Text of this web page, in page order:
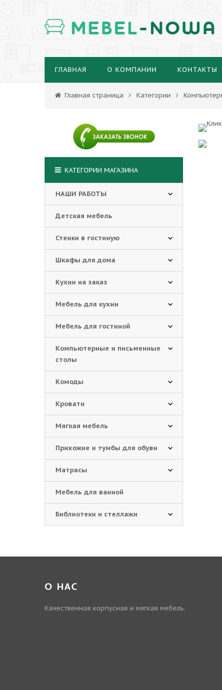
MEBEL-NOWA
ГЛАВНАЯ О КОМПАНИИ КОНТАКТЫ
Главная страница Категории
КАТЕГОРИИ МАГАЗИНА
НАШИ РАБОТЫ
Детская мебель
Стенки в гостиную
Шкафы для дома
Кухни на заказ
Мебель для кухни
Мебель для гостиной
Компьютерные и письменные
столы
Комоды
Кровати
Мягкая мебель
Прихожие и тумбы для обуви
Матрасы
Мебель для ванной
Библиотеки и стеллажи
О НАС
Качественная корпусная и мягкая мебель.